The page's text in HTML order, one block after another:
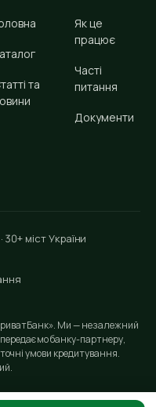
та
Як це
працює
Часті
питання
Документи
30+ міст України
Ми — незалежний
передаємо банку-партнеру,
умови кредитування.